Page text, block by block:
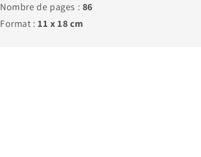
Nombre de pages : 86
Format :11 x 18 cm